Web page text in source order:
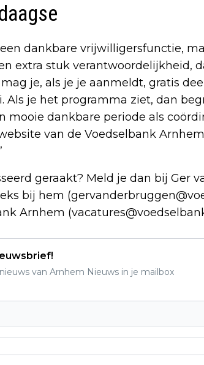
dankbare vrijwilligersfunctie,
extra stuk verantwoordelijkheid,
je, als je je aanmeldt, gratis
Als je het programma ziet, dan
mooie dankbare periode als
van de Voedselbank
geraakt? Meld je dan bij Ger
bij hem (
Arnhem (
van Arnhem Nieuws in je mailbox